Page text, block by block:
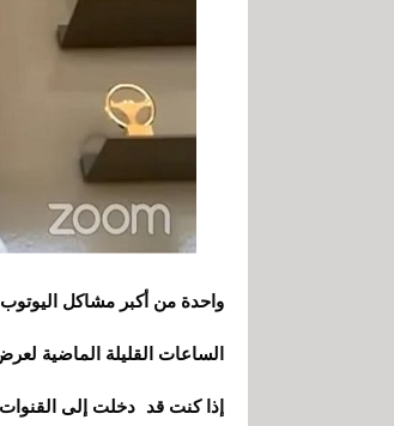
واحدة من أكبر مشاكل
الساعات القليلة الماضية
إذا كنت قد دخلت إلى